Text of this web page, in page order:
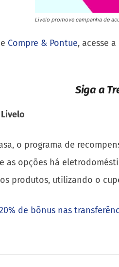
Livelo promove campanha de
Compre & Pontue, acesse
Siga a
o programa de
as opções há
produtos, utilizando o
de bônus nas